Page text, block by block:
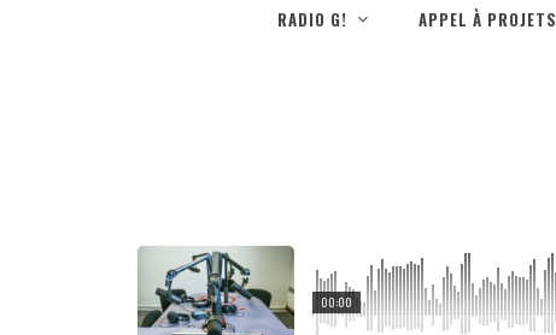
RADIO G! APPEL À PROJETS
00:00